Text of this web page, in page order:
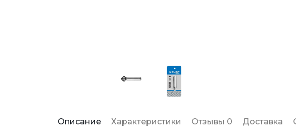
Описание Характеристики Отзывы 0 Доставка